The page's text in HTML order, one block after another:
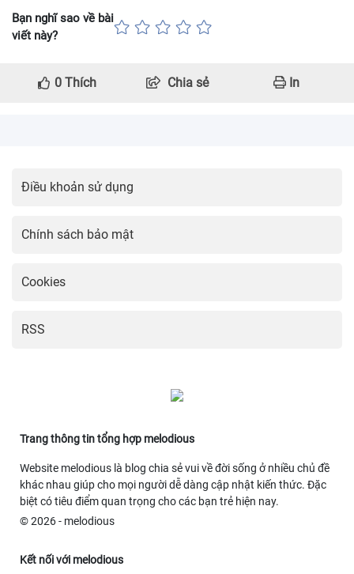
Bạn nghĩ sao về bài
viết này?
0 Thích Chia sẻ In
Điều khoản sử dụng
Chính sách bảo mật
Cookies
RSS
Trang thông tin tổng hợp melodious
Website melodious là blog chia sẻ vui về đời sống ở nhiều chủ đề
khác nhau giúp cho mọi người dễ dàng cập nhật kiến thức. Đặc
biệt có tiêu điểm quan trọng cho các bạn trẻ hiện nay.
© 2026 - melodious
Kết nối với melodious